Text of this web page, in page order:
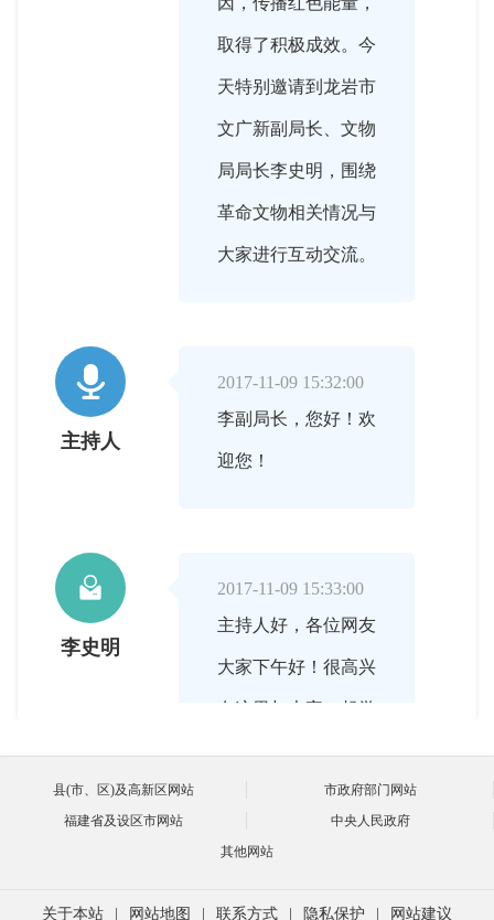
取得了积极成效。今
天特别邀请到龙岩市
文广新副局长、文物
局局长李史明，围绕
革命文物相关情况与
大家进行互动交流。

主持人
2017-11-09 15:32:00
李副局长，您好！欢
迎您！

李史明
2017-11-09 15:33:00
主持人好，各位网友
大家下午好！很高兴
在这里与大家一起学
县(市、区)及高新区网站
市政府部门网站
福建省及设区市网站
中央人民政府
其他网站
关于本站 网站地图 联系方式 隐私保护 网站建议